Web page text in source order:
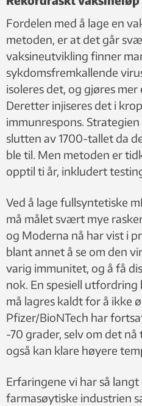
Fordelen med å lage en
metoden, er at det går
vaksineutvikling finner
sykdomsfremkallende
isoleres det, og gjøres
Deretter injiseres det i
immunrespons.
slutten av 1700-tallet da
ble til. Men metoden er
opptil ti år, inkludert
Ved å lage fullsyntetiske
må målet svært mye
og Moderna nå har vist i
blant annet å se om den
varig immunitet, og å få
nok. En spesiell utfordring
må lagres kaldt for å ikke
Pfizer/BioNTech har
-70 grader, selv om det nå
også kan klare høyere
Erfaringene vi har så
farmasøytiske industrien